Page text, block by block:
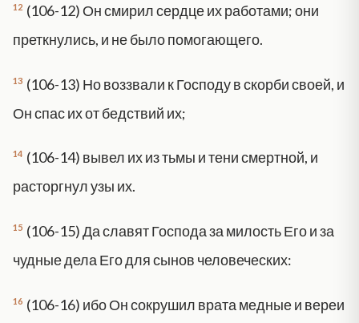
12 (106-12) Он смирил сердце их работами; они
преткнулись, и не было помогающего.
13 (106-13) Но воззвали к Господу в скорби своей, и
Он спас их от бедствий их;
14 (106-14) вывел их из тьмы и тени смертной, и
расторгнул узы их.
15 (106-15) Да славят Господа за милость Его и за
чудные дела Его для сынов человеческих:
16 (106-16) ибо Он сокрушил врата медные и вереи